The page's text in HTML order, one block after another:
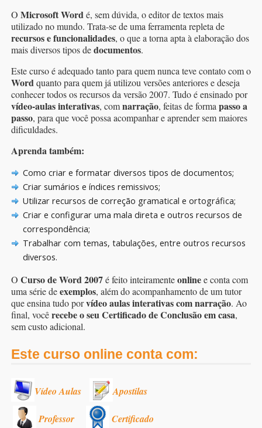
O Microsoft Wordé, sem dúvida, o editor de textos mais
utilizado no mundo. Trata-se de uma ferramenta repleta de
recursos e funcionalidades, o que a torna apta à elaboração dos
mais diversos tipos dedocumentos.
Este curso é adequado tanto para quem nunca teve contato com o
Wordquanto para quem já utilizou versões anteriores e deseja
conhecer todos os recursos da versão 2007. Tudo é ensinado por
vídeo-aulas interativas, comnarração, feitas de forma passo a
passo, para que você possa acompanhar e aprender sem maiores
dificuldades.
Aprenda também:
Como criar e formatar diversos tipos de documentos;
Criar sumários e índices remissivos;
Utilizar recursos de correção gramatical e ortográfica;
Criar e configurar uma mala direta e outros recursos de
correspondência;
Trabalhar com temas, tabulações, entre outros recursos
diversos.
O Curso de Word 2007é feito inteiramenteonlinee conta com
uma série deexemplos, além do acompanhamento de um tutor
que ensina tudo porvídeo aulas interativas com narração. Ao
final, vocêrecebe o seu Certificado de Conclusão em casa,
sem custo adicional.
Este curso online conta com:
Vídeo Aulas Apostilas
Professor Certificado